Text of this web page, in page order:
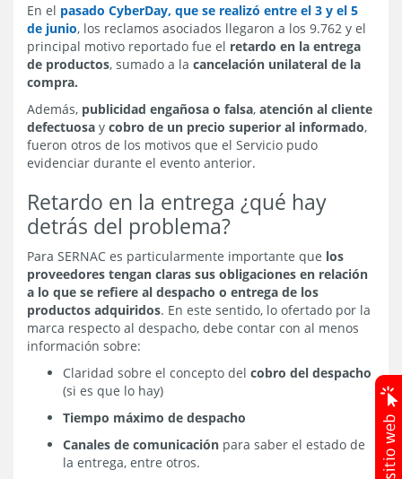
En el pasado CyberDay, que se realizó entre el 3 y el 5
de junio, los reclamos asociados llegaron a los 9.762 y el
principal motivo reportado fue el retardo en la entrega
de productos, sumado a la cancelación unilateral de la
compra.
Además, publicidad engañosa o falsa, atención al cliente
defectuosa y cobro de un precio superior al informado,
fueron otros de los motivos que el Servicio pudo
evidenciar durante el evento anterior.
Retardo en la entrega ¿qué hay
detrás del problema?
Para SERNAC es particularmente importante que los
proveedores tengan claras sus obligaciones en relación
a lo que se refiere al despacho o entrega de los
productos adquiridos. En este sentido, lo ofertado por la
marca respecto al despacho, debe contar con al menos
información sobre:
Claridad sobre el concepto del cobro del despacho
(si es que lo hay)
Tiempo máximo de despacho
Canales de comunicación para saber el estado de
la entrega, entre otros.